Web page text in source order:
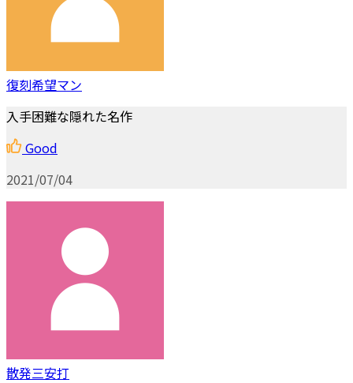
復刻希望マン
入手困難な隠れた名作
Good
2021/07/04
散発三安打